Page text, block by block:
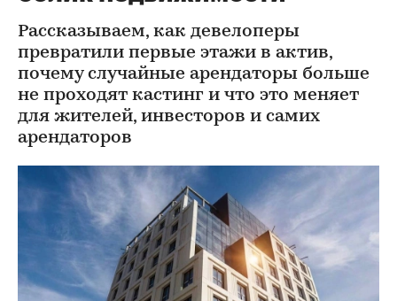
Рассказываем, как девелоперы
превратили первые этажи в актив,
почему случайные арендаторы больше
не проходят кастинг и что это меняет
для жителей, инвесторов и самих
арендаторов